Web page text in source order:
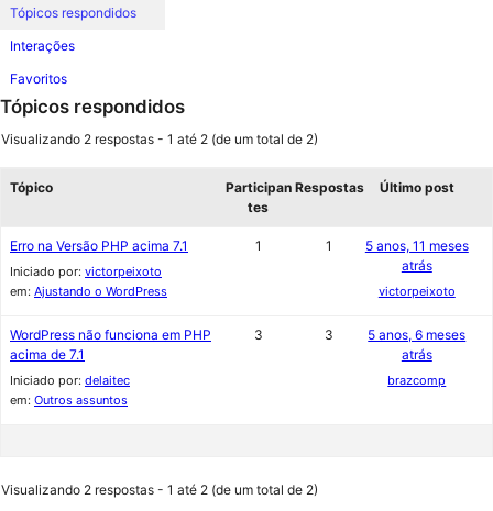
Tópicos respondidos
Interações
Favoritos
Tópicos respondidos
Visualizando 2 respostas - 1 até 2 (de um total de 2)
Tópico
Participan
tes
Respostas Último post
Erro na Versão PHP acima 7.1
Iniciado por: victorpeixoto
em: Ajustando o WordPress
1 1
5 anos, 11 meses
atrás
victorpeixoto
WordPress não funciona em PHP
acima de 7.1
Iniciado por: delaitec
em: Outros assuntos
3 3
5 anos, 6 meses
atrás
brazcomp
Visualizando 2 respostas - 1 até 2 (de um total de 2)